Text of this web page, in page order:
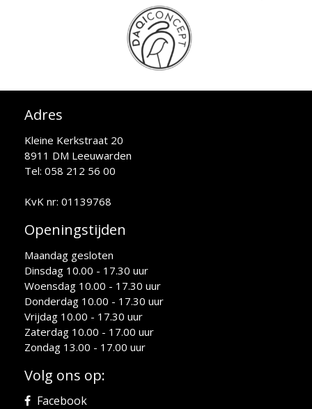
Adres
Kleine Kerkstraat 20
8911 DM Leeuwarden
Tel: 058 212 56 00
KvK nr: 01139768
Openingstijden
Maandag gesloten
Dinsdag 10.00 - 17.30 uur
Woensdag 10.00 - 17.30 uur
Donderdag 10.00 - 17.30 uur
Vrijdag 10.00 - 17.30 uur
Zaterdag 10.00 - 17.00 uur
Zondag 13.00 - 17.00 uur
Volg ons op:
Facebook